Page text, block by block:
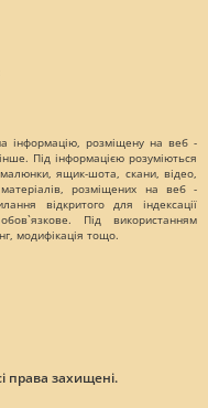
інформацію, розміщену на веб -
Під інформацією розуміються
малюнки, ящик-шота, скани, відео,
розміщених на веб -
відкритого для індексації
Під використанням
модифікація тощо.
права захищені.